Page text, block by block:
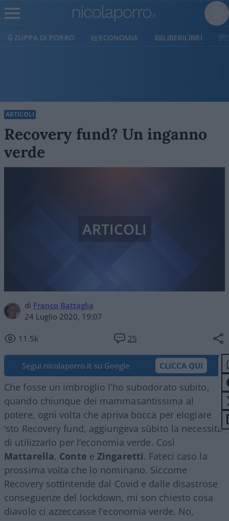
ZUPPA DI PORRO ECONOMIA LIBERILIBRI
ARTICOLI
Recovery fund? Un inganno
verde
di Franco Battaglia
24 Luglio 2020, 19:07
11.5k 25
ARTICOLI
Segui nicolaporro.it su Google CLICCA QUI
Che fosse un imbroglio l’ho subodorato subito,
quando chiunque dei mammasantissima al
potere, ogni volta che apriva bocca per elogiare
‘sto Recovery fund, aggiungeva sùbito la necessità
di utilizzarlo per l’economia verde. Così
Mattarella, Conte eZingaretti. Fateci caso la
prossima volta che lo nominano. Siccome
Recovery sottintende dal Covid e dalle disastrose
conseguenze del lockdown, mi son chiesto cosa
diavolo ci azzeccasse l’economia verde. No,